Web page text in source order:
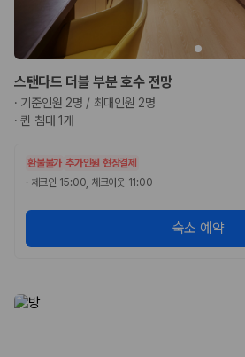
스탠다드 더블 부분 호수 전망
· 기준인원 2명 / 최대인원 2명
·퀸 침대 1개
환불불가 추가인원 현장결제
· 체크인 15:00, 체크아웃 11:00
숙소 예약